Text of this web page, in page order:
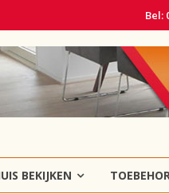
Bel:
BEKIJKEN